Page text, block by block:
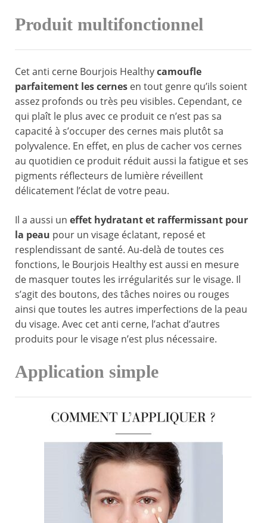
Produit multifonctionnel
Cet anti cerne Bourjois Healthycamoufle
parfaitement les cernes en tout genre qu’ils soient
assez profonds ou très peu visibles. Cependant, ce
qui plaît le plus avec ce produit ce n’est pas sa
capacité à s’occuper des cernes mais plutôt sa
polyvalence. En effet, en plus de cacher vos cernes
au quotidien ce produit réduit aussi la fatigue et ses
pigments réflecteurs de lumière réveillent
délicatement l’éclat de votre peau.
Il a aussi un effet hydratant et raffermissant pour
la peau pour un visage éclatant, reposé et
resplendissant de santé. Au-delà de toutes ces
fonctions, le Bourjois Healthy est aussi en mesure
de masquer toutes les irrégularités sur le visage. Il
s’agit des boutons, des tâches noires ou rouges
ainsi que toutes les autres imperfections de la peau
du visage. Avec cet anti cerne, l’achat d’autres
produits pour le visage n’est plus nécessaire.
Application simple